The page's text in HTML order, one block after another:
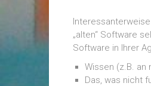
„alten“ Software
Software in Ihrer
Wissen (z.B. an
Das, was nicht